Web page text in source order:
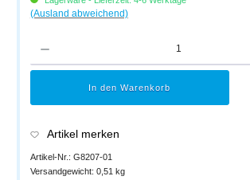
(Ausland abweichend)
In den Warenkorb
Artikel merken
Artikel-Nr.: G8207-01
Versandgewicht: 0,51 kg